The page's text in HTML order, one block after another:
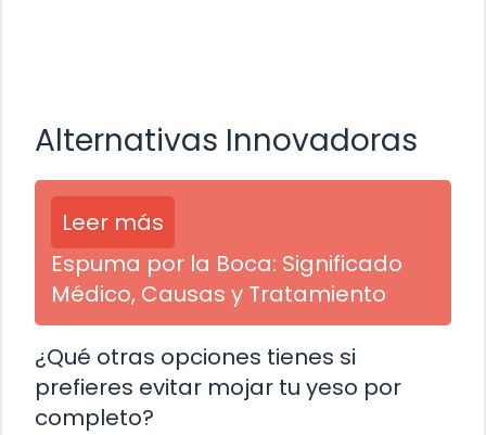
Alternativas Innovadoras
Leer más
Espuma por la Boca: Significado
Médico, Causas y Tratamiento
¿Qué otras opciones tienes si
prefieres evitar mojar tu yeso por
completo?